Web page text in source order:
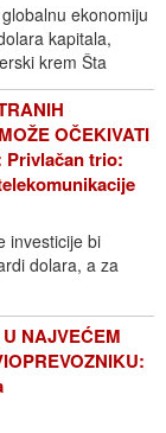
ekonomiju
kapitala,
krem Šta
OČEKIVATI
Privlačan trio:
investicije bi
do­lara, a za
NAJVEĆEM